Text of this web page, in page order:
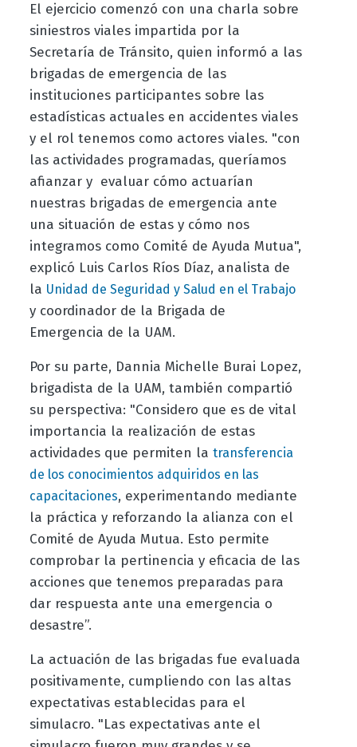
El ejercicio comenzó con una charla sobre
siniestros viales impartida por la
Secretaría de Tránsito, quien informó a las
brigadas de emergencia de las
instituciones participantes sobre las
estadísticas actuales en accidentes viales
y el rol tenemos como actores viales. "con
las actividades programadas, queríamos
afianzar y evaluar cómo actuarían
nuestras brigadas de emergencia ante
una situación de estas y cómo nos
integramos como Comité de Ayuda Mutua",
explicó Luis Carlos Ríos Díaz, analista de
la Unidad de Seguridad y Salud en el Trabajo
y coordinador de la Brigada de
Emergencia de la UAM.
Por su parte, Dannia Michelle Burai Lopez,
brigadista de la UAM, también compartió
su perspectiva: "Considero que es de vital
importancia la realización de estas
actividades que permiten la transferencia
de los conocimientos adquiridos en las
capacitaciones, experimentando mediante
la práctica y reforzando la alianza con el
Comité de Ayuda Mutua. Esto permite
comprobar la pertinencia y eficacia de las
acciones que tenemos preparadas para
dar respuesta ante una emergencia o
desastre”.
La actuación de las brigadas fue evaluada
positivamente, cumpliendo con las altas
expectativas establecidas para el
simulacro. "Las expectativas ante el